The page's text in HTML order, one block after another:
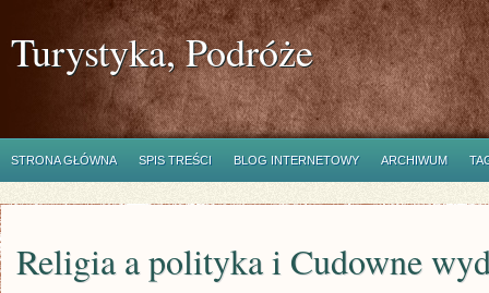
Turystyka, Podróże
STRONA GŁÓWNA SPIS TREŚCI BLOG INTERNETOWY ARCHIWUM
Religia a polityka i Cudowne